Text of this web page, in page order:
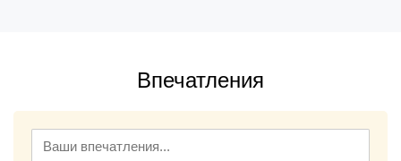
Впечатления